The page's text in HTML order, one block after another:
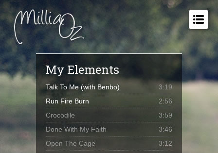
My Elements
Talk To Me (with Benbo)
3:19
Run Fire Burn
2:56
Crocodile
3:59
Done With My Faith
3:46
Open The Cage
3:12